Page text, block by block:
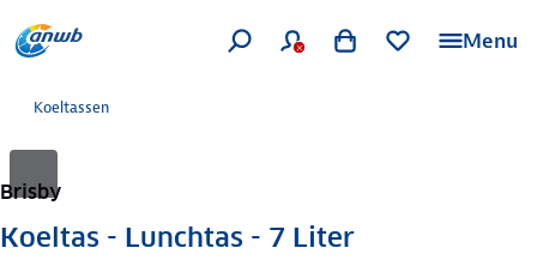
Menu
Koeltassen
Brisby
Koeltas - Lunchtas - 7 Liter